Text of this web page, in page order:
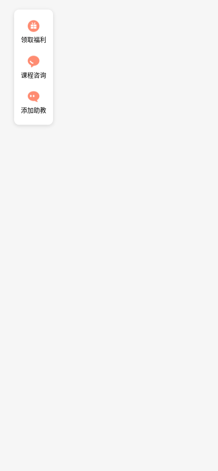
领取福利
课程咨询
添加助教